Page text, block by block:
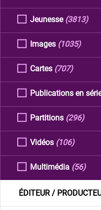
Jeunesse (3813)
Images (1035)
Cartes (707)
Publications en
Partitions (296)
Vidéos (106)
Multimédia (56)
ÉDITEUR /